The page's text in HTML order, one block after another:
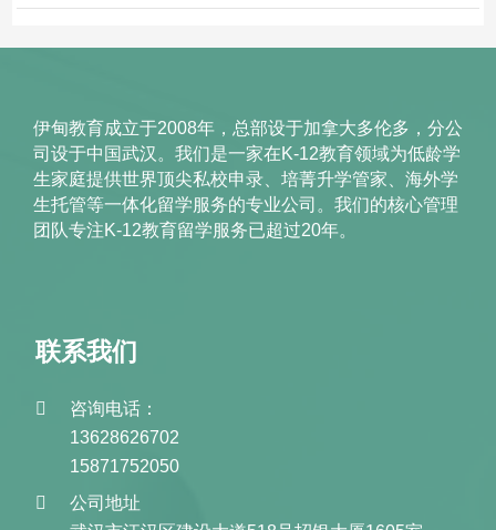
伊甸教育成立于2008年，总部设于加拿大多伦多，分公
司设于中国武汉。我们是一家在K-12教育领域为低龄学
生家庭提供世界顶尖私校申录、培菁升学管家、海外学
生托管等一体化留学服务的专业公司。我们的核心管理
团队专注K-12教育留学服务已超过20年。
联系我们
咨询电话：
13628626702
15871752050
公司地址